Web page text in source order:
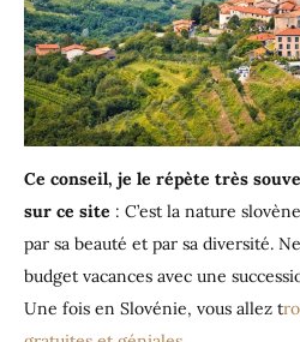
Ce conseil, je le répète très
sur ce site : C’est la nature
par sa beauté et par sa diversité.
budget vacances avec une
Une fois en Slovénie, vous allez t